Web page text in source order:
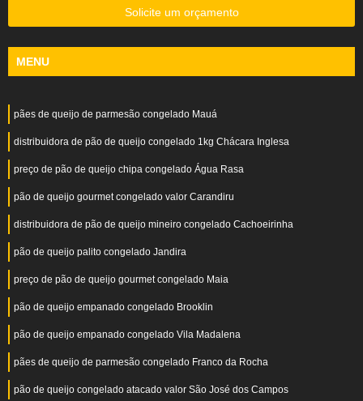
Solicite um orçamento
MENU
pães de queijo de parmesão congelado Mauá
distribuidora de pão de queijo congelado 1kg Chácara Inglesa
preço de pão de queijo chipa congelado Água Rasa
pão de queijo gourmet congelado valor Carandiru
distribuidora de pão de queijo mineiro congelado Cachoeirinha
pão de queijo palito congelado Jandira
preço de pão de queijo gourmet congelado Maia
pão de queijo empanado congelado Brooklin
pão de queijo empanado congelado Vila Madalena
pães de queijo de parmesão congelado Franco da Rocha
pão de queijo congelado atacado valor São José dos Campos